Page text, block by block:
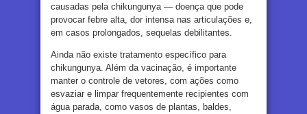
causadas pela chikungunya — doença que pode
provocar febre alta, dor intensa nas articulações e,
em casos prolongados, sequelas debilitantes.
Ainda não existe tratamento específico para
chikungunya. Além da vacinação, é importante
manter o controle de vetores, com ações como
esvaziar e limpar frequentemente recipientes com
água parada, como vasos de plantas, baldes,